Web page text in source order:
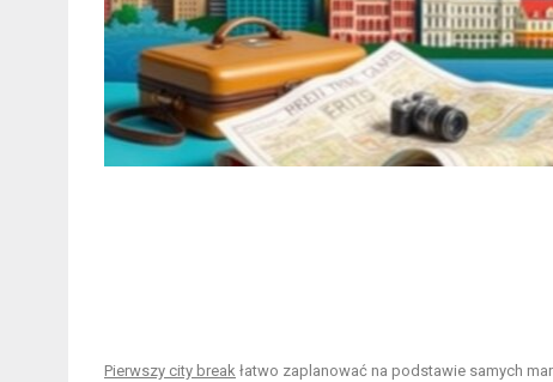
Pierwszy city break łatwo zaplanować na podstawie samych